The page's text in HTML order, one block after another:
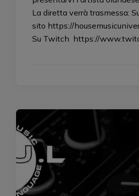
La diretta verrà trasmessa:
sito https://
Su Twitch https://